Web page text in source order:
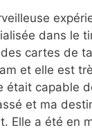
dans le
des cartes de
et elle est
était capable
et ma
Elle a été en